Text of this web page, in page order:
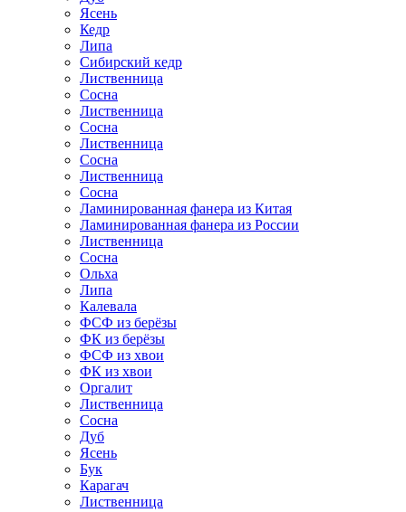
Ясень
Кедр
Липа
Сибирский кедр
Лиственница
Сосна
Лиственница
Сосна
Лиственница
Сосна
Лиственница
Сосна
Ламинированная фанера из Китая
Ламинированная фанера из России
Лиственница
Сосна
Ольха
Липа
Калевала
ФСФ из берёзы
ФК из берёзы
ФСФ из хвои
ФК из хвои
Оргалит
Лиственница
Сосна
Дуб
Ясень
Бук
Карагач
Лиственница